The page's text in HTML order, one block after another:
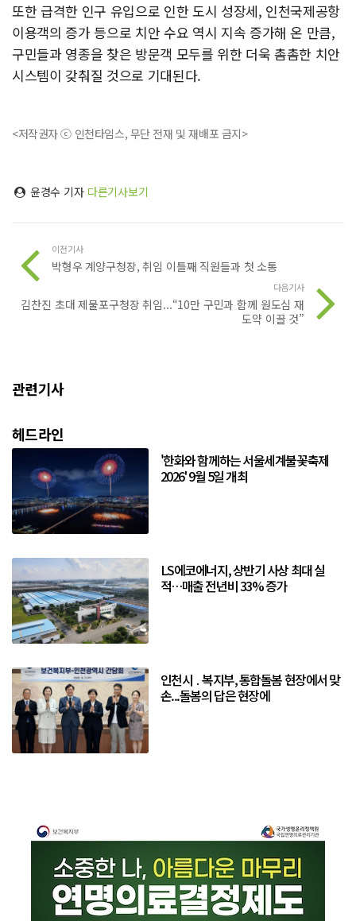
또한 급격한 인구 유입으로 인한 도시 성장세, 인천국제공항
이용객의 증가 등으로 치안 수요 역시 지속 증가해 온 만큼,
구민들과 영종을 찾은 방문객 모두를 위한 더욱 촘촘한 치안
시스템이 갖춰질 것으로 기대된다.
<저작권자 ⓒ 인천타임스, 무단 전재 및 재배포 금지>
윤경수 기자 다른기사보기
이전기사
박형우 계양구청장, 취임 이틀째 직원들과 첫 소통
다음기사
김찬진 초대 제물포구청장 취임...“10만 구민과 함께 원도심 재
도약 이끌 것”
관련기사
헤드라인
'한화와 함께하는 서울세계불꽃축제
2026' 9월 5일 개최
LS에코에너지, 상반기 사상 최대 실
적…매출 전년비 33% 증가
인천시 ․ 복지부, 통합돌봄 현장에서 맞
손...돌봄의 답은 현장에